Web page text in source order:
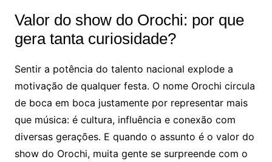
Valor do show do Orochi: por que
gera tanta curiosidade?
Sentir a potência do talento nacional explode a
motivação de qualquer festa. O nome Orochi circula
de boca em boca justamente por representar mais
que música: é cultura, influência e conexão com
diversas gerações. E quando o assunto é o valor do
show do Orochi, muita gente se surpreende com o